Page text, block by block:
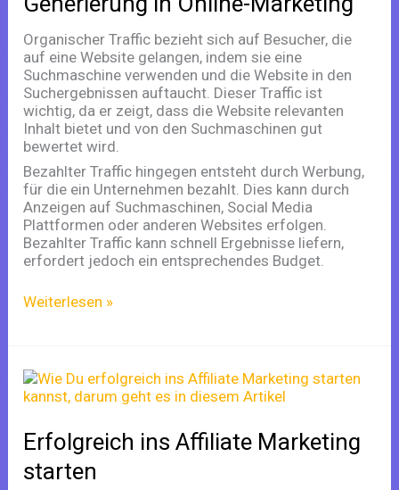
Organischer Traffic bezieht sich auf Besucher, die
auf eine Website gelangen, indem sie eine
Suchmaschine verwenden und die Website in den
Suchergebnissen auftaucht. Dieser Traffic ist
wichtig, da er zeigt, dass die Website relevanten
Inhalt bietet und von den Suchmaschinen gut
bewertet wird.
Bezahlter Traffic hingegen entsteht durch Werbung,
für die ein Unternehmen bezahlt. Dies kann durch
Anzeigen auf Suchmaschinen, Social Media
Plattformen oder anderen Websites erfolgen.
Bezahlter Traffic kann schnell Ergebnisse liefern,
erfordert jedoch ein entsprechendes Budget.
in
Online-
Marketing
Weiterlesen »
Erfolgreich ins Affiliate Marketing
starten
Erfolgreich
ins
Marketing
starten